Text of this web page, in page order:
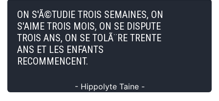
ON S'Ã©TUDIE TROIS SEMAINES, ON
S'AIME TROIS MOIS, ON SE DISPUTE
TROIS ANS, ON SE TOLÃ¨RE TRENTE
ANS ET LES ENFANTS
RECOMMENCENT.
- Hippolyte Taine -